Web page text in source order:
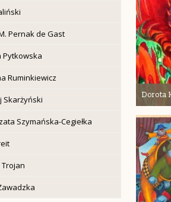
Pernak de Gast
Pytkowska
Ruminkiewicz
Skarżyński
Szymańska-Cegiełka
Dorota